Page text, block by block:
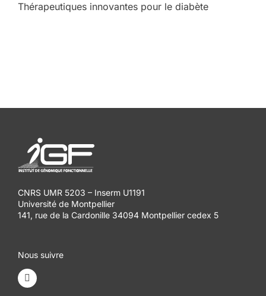
Thérapeutiques innovantes pour le diabète
CNRS UMR 5203 – Inserm U1191
Université de Montpellier
141, rue de la Cardonille 34094 Montpellier cedex 5
Nous suivre